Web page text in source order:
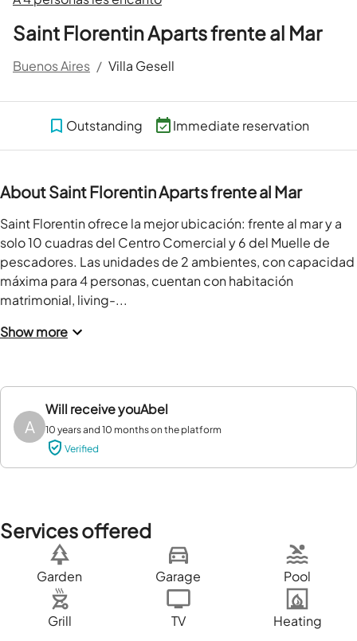
Saint Florentin Aparts frente al Mar
Buenos Aires / Villa Gesell
Outstanding Immediate reservation
About Saint Florentin Aparts frente al Mar
Saint Florentin ofrece la mejor ubicación: frente al mar y a
solo 10 cuadras del Centro Comercial y 6 del Muelle de
pescadores. Las unidades de 2 ambientes, con capacidad
máxima para 4 personas, cuentan con habitación
matrimonial, living-...
Show more
A
Will receive youAbel
10 years and 10 months on the platform
Verified
Services offered
Garden Garage Pool
Grill TV
Heating